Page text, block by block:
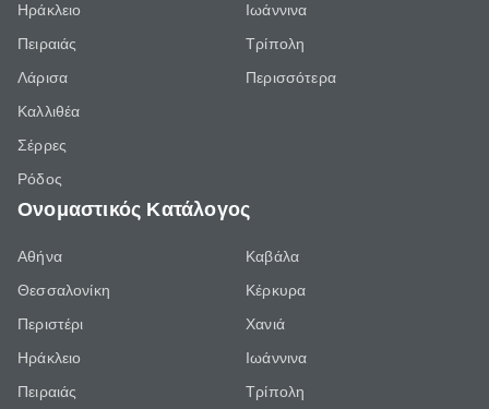
Ηράκλειο
Πειραιάς
Λάρισα
Καλλιθέα
Σέρρες
Ρόδος
Ιωάννινα
Τρίπολη
Περισσότερα
Ονομαστικός Κατάλογος
Αθήνα
Θεσσαλονίκη
Περιστέρι
Ηράκλειο
Πειραιάς
Καβάλα
Κέρκυρα
Χανιά
Ιωάννινα
Τρίπολη